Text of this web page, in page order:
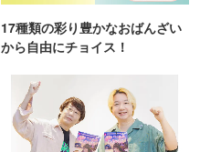
17種類の彩り豊かなおばんざい
から自由にチョイス！